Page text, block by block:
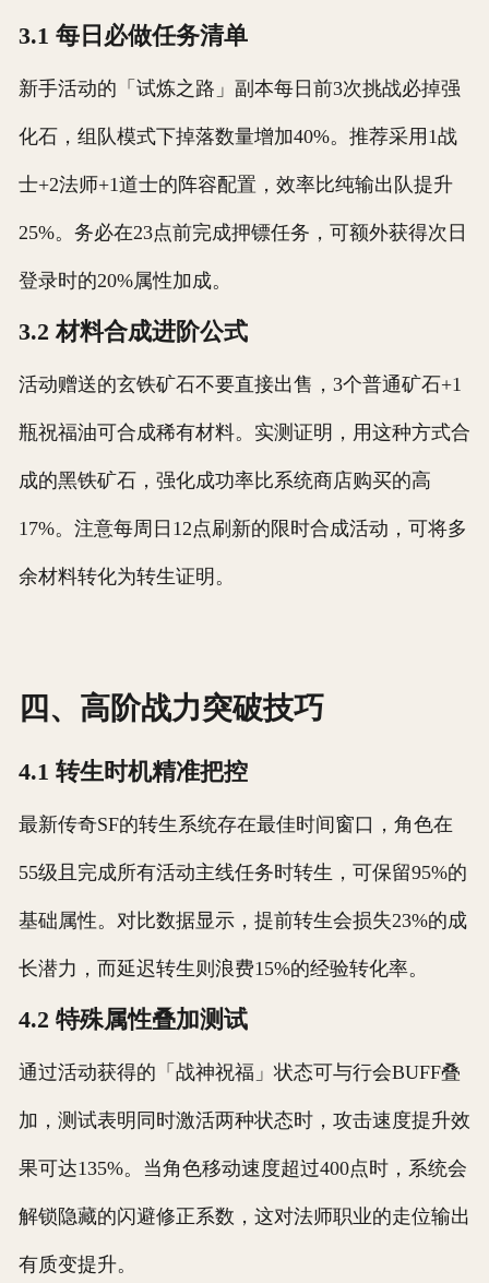
3.1 每日必做任务清单
新手活动的「试炼之路」副本每日前3次挑战必掉强
化石，组队模式下掉落数量增加40%。推荐采用1战
士+2法师+1道士的阵容配置，效率比纯输出队提升
25%。务必在23点前完成押镖任务，可额外获得次日
登录时的20%属性加成。
3.2 材料合成进阶公式
活动赠送的玄铁矿石不要直接出售，3个普通矿石+1
瓶祝福油可合成稀有材料。实测证明，用这种方式合
成的黑铁矿石，强化成功率比系统商店购买的高
17%。注意每周日12点刷新的限时合成活动，可将多
余材料转化为转生证明。
四、高阶战力突破技巧
4.1 转生时机精准把控
最新传奇SF的转生系统存在最佳时间窗口，角色在
55级且完成所有活动主线任务时转生，可保留95%的
基础属性。对比数据显示，提前转生会损失23%的成
长潜力，而延迟转生则浪费15%的经验转化率。
4.2 特殊属性叠加测试
通过活动获得的「战神祝福」状态可与行会BUFF叠
加，测试表明同时激活两种状态时，攻击速度提升效
果可达135%。当角色移动速度超过400点时，系统会
解锁隐藏的闪避修正系数，这对法师职业的走位输出
有质变提升。